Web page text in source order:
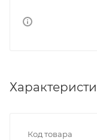
Код товара